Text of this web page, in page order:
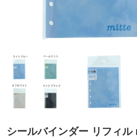
シールバインダー リフィ